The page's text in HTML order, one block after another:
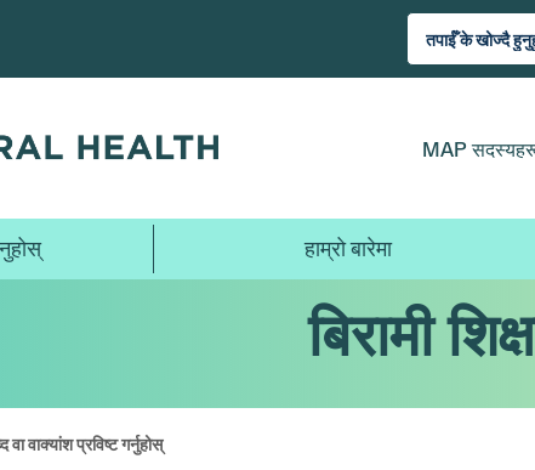
MAP
हाम्रो बारेमा
बिरामी